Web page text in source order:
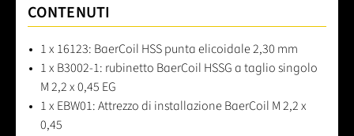
CONTENUTI
1 x 16123: BaerCoil HSS punta elicoidale 2,30 mm
1 x B3002-1: rubinetto BaerCoil HSSG a taglio singolo
M 2,2 x 0,45 EG
1 x EBW01: Attrezzo di installazione BaerCoil M 2,2 x
0,45